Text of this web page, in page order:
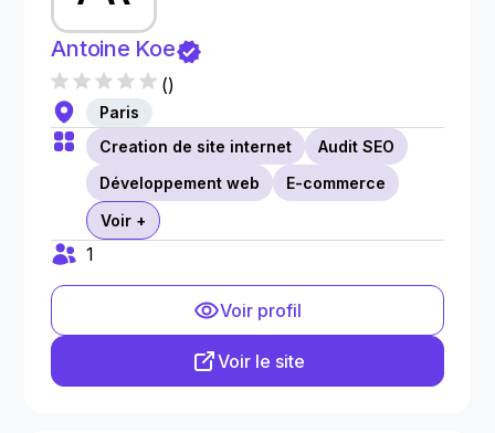
Antoine Koe
()
Paris
Creation de site internet
Audit SEO
Développement web
E-commerce
Voir +
1
Voir profil
Voir le site